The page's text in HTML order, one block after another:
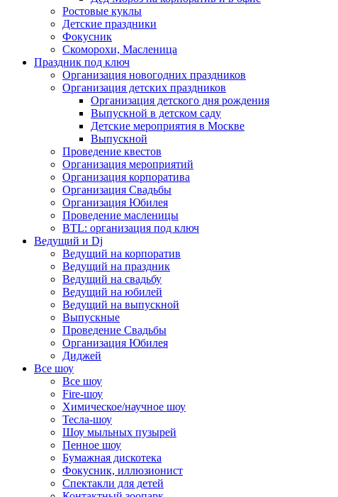
Ростовые куклы
Детские праздники
Фокусник
Скоморохи, Масленица
Праздник под ключ
Организация новогодних праздников
Организация детских праздников
Организация детского дня рождения
Выпускной в детском саду
Детские мероприятия в Москве
Выпускной
Проведение квестов
Организация мероприятий
Организация корпоратива
Организация Свадьбы
Организация Юбилея
Проведение масленицы
BTL: организация под ключ
Ведущий и Dj
Ведущий на корпоратив
Ведущий на праздник
Ведущий на свадьбу
Ведущий на юбилей
Ведущий на выпускной
Выпускные
Проведение Свадьбы
Организация Юбилея
Диджей
Все шоу
Все шоу
Fire-шоу
Химическое/научное шоу
Тесла-шоу
Шоу мыльных пузырей
Пенное шоу
Бумажная дискотека
Фокусник, иллюзионист
Спектакли для детей